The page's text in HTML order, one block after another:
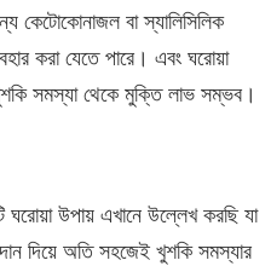
কেটোকোনাজল বা স্যালিসিলিক
করা যেতে পারে। এবং ঘরোয়া
সমস্যা থেকে মুক্তি লাভ সম্ভব।
ঘরোয়া উপায় এখানে উল্লেখ করছি যা
দিয়ে অতি সহজেই খুশকি সমস্যার